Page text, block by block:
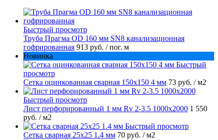
Быстрый просмотр
Труба Прагма OD 160 мм SN8 канализационная
гофрированная 913 руб. / пог. м
Новинка
Быстрый
просмотр
Сетка оцинкованная сварная 150х150 4 мм 73 руб. / м2
Быстрый просмотр
Лист перфорированный 1 мм Rv 2-3.5 1000х2000 1 550
руб. / м2
Быстрый просмотр
Сетка сварная 25х25 1.4 мм 70 руб. / м2